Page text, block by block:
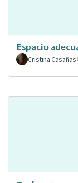
Espacio
Cristina Casañas